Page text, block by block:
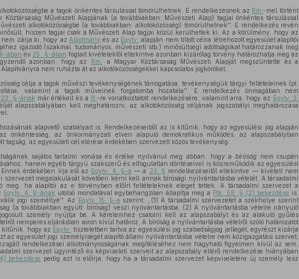
a tagok önkéntes társulással tömörülhetnek. E rendelkezésnek az Rm.-mel történt
Köztársaság Művészeti Alapjának (a továbbiakban: Művészeti Alap) tagjai önkéntes társulással
alkotóközösségbe (a továbbiakban: alkotóközösség) tömörülhetnek''. E rendelkezés révén
hiszen tagjai csak a Művészeti Alap tagjai közül kerülhettek ki. Az a körülmény, hogy az
nem zárja ki, hogy az Alkotmány és az Egytv. alapján nem tiltott célra létrehozott egyesület alapítói
igazodó (szakmai, tudományos, művészeti stb.) minősültségi adottságokat határozzanak meg
ában és 25. §-ában foglalt kivételektől eltekintve azonban kizárólag törvény határozhatja meg az
azonban, hogy az Rm.
a Magyar Köztársaság Művészeti Alapját megszüntette és a
nem ruházta át az alkotóközösségekkel kapcsolatos jogköröket.
célja a tagok művészi tevékenységének támogatása, tevékenységük tárgyi feltételeinek (pl.
valamint a tagok műveinek forgalomba hozatala''. E rendelkezés önmagában nem
23. §-ának már értékelt és a R. -re vonatkoztatott rendelkezésére, valamint arra, hogy az Egytv. 3.
alapszabályában kell meghatározni, az alkotóközösség céljának jogszabályi meghatározása
alapvető szabályait is. Rendelkezéseiből az is kitűnik, hogy az egyesülési jog alapján
önkéntesség, az önkormányzati elven alapuló demokratikus működés, az alapszabályban
tagság, az egyesületi cél elérése érdekében szervezett közös tevékenység.
sajátos tartalmi vonása és értéke nyilvánul meg abban, hogy a bíróságnem csupán
hanem egyéb tárgyú szakszerű és elfogulatlan döntéseivel is közreműködik az egyesülési
érdekében írja elő az Egytv. 4. §-a — a 23. § rendelkezéseitől eltekintve — kivételt nem
szervezet megalakulását követően kérni kell annak bírósági nyilvántartásba vételét. A társadalmi
meg, ha alapítói az e törvényben előírt feltételeknek eleget tettek. A társadalmi szervezet a
Egytv. 4. §-ának utolsó mondatával egybehangzóan állapítja meg a Ptk. 58. § (2) bekezdése is,
jogi személlyé''. Az Egytv. 15. §-a szerint: ,,(1) A társadalmi szervezetet a székhelye szerint
(a továbbiakban együtt: bíróság) veszi nyilvántartásba. (2) A nyilvántartásba vételre irányuló
személy nyújtja be. A kérelemhez csatolni kell az alapszabályt és az alakuló gyűlés
nemperes eljárásban soron kívül határoz. A bíróság a nyilvántartásba vételről szóló határozatot
kitűnik, hogy az Egytv.
tiszteletben tartva az egyesülési jog szabadságjog jellegét, egyrészt kizárja
az egyesület jogi személyiségét alapító állami nyilvántartásba vételre nem közigazgatási szervet,
rendelkezései alkotmányosságának megítéléséhez nem hagyható figyelmen kívül az sem,
szervezet ügyintéző és képviseleti szerveit az alapszabály eltérő rendelkezése hiányában
bekezdése pedig azt is előírja, hogy ha a társadalmi szervezet képviseletére új személy lesz